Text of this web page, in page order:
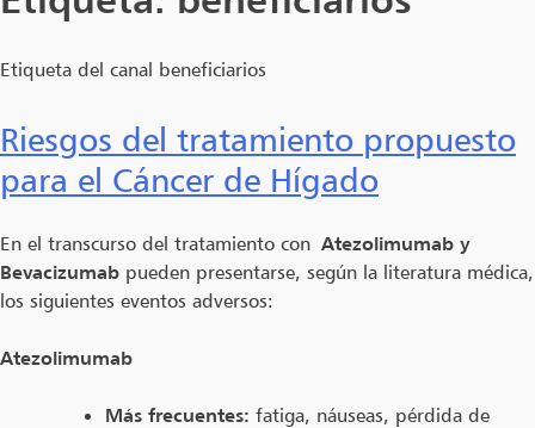
Etiqueta del canal beneficiarios
Riesgos del tratamiento propuesto
para el Cáncer de Hígado
En el transcurso del tratamiento con Atezolimumab y
Bevacizumab pueden presentarse, según la literatura médica,
los siguientes eventos adversos:
Atezolimumab
Más frecuentes: fatiga, náuseas, pérdida de